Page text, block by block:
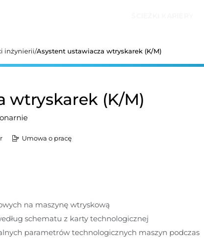
inżynierii/Asystent ustawiacza wtryskarek (K/M)
wtryskarek (K/M)
Umowa o pracę
na maszynę wtryskową
schematu z karty technologicznej
parametrów technologicznych maszyn podczas